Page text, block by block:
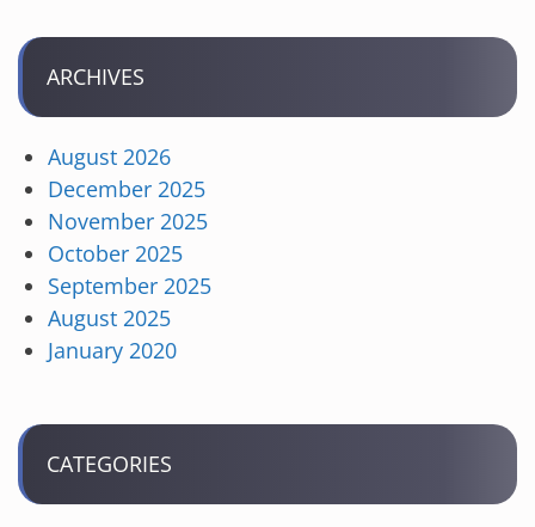
ARCHIVES
August 2026
December 2025
November 2025
October 2025
September 2025
August 2025
January 2020
CATEGORIES